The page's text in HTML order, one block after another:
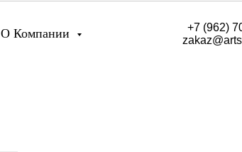
О Компании +7 (962)